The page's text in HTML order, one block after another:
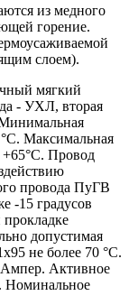
из медного
горение.
слоем).
мягкий
- УХЛ, вторая
Максимальная
+65°С. Провод
провода ПуГВ
-15 градусов
допустимая
не более 70 °С.
Активное
Номинальное